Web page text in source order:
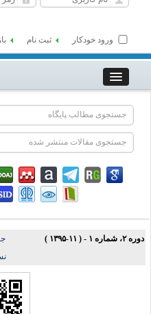
ورود خودکار ثبت نام
۲، شماره ۱ - ( ۱۱-۱۳۹۵ ) جلد ۲ شماره ۱ صفحات ۱۹-۱